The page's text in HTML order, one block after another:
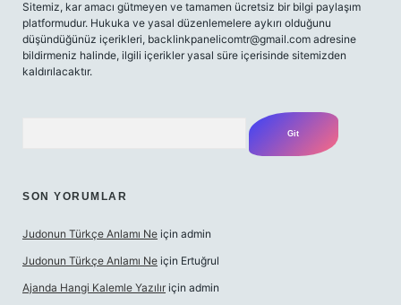
Sitemiz, kar amacı gütmeyen ve tamamen ücretsiz bir bilgi paylaşım
platformudur. Hukuka ve yasal düzenlemelere aykırı olduğunu
düşündüğünüz içerikleri, backlinkpanelicomtr@gmail.com adresine
bildirmeniz halinde, ilgili içerikler yasal süre içerisinde sitemizden
kaldırılacaktır.
SON YORUMLAR
Judonun Türkçe Anlamı Ne için admin
Judonun Türkçe Anlamı Ne için Ertuğrul
Ajanda Hangi Kalemle Yazılır için admin